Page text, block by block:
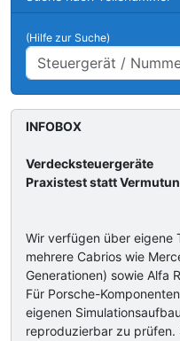
(Hilfe zur Suche)
INFOBOX
Verdecksteuergeräte
Praxistest statt
Wir verfügen über eigene
mehrere Cabrios wie
Generationen) sowie Alfa
Für Porsche-
eigenen
reproduzierbar zu prüfen.